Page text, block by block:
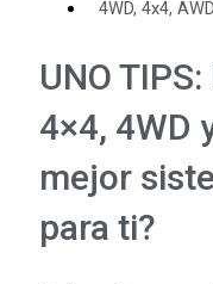
4WD, 4x4, AWD
UNO
4×4, 4WD
mejor
para ti?